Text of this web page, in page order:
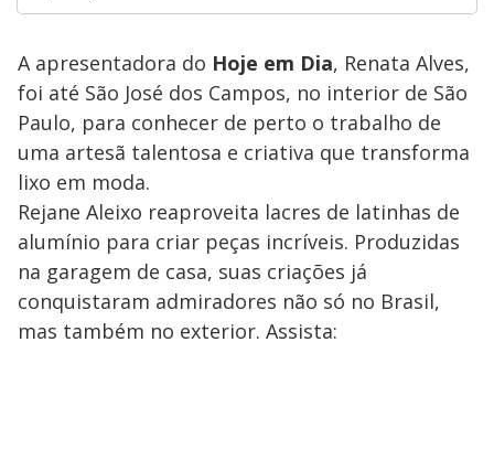
A apresentadora do Hoje em Dia, Renata Alves,
foi até São José dos Campos, no interior de São
Paulo, para conhecer de perto o trabalho de
uma artesã talentosa e criativa que transforma
lixo em moda.
Rejane Aleixo reaproveita lacres de latinhas de
alumínio para criar peças incríveis. Produzidas
na garagem de casa, suas criações já
conquistaram admiradores não só no Brasil,
mas também no exterior. Assista: